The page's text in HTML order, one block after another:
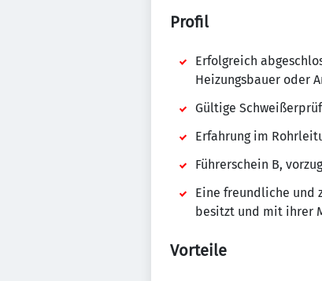
Profil
Erfolgreich
Heizungsbauer oder
Gültige
Erfahrung im
Führerschein B,
Eine freundliche und
besitzt und mit ihrer
Vorteile